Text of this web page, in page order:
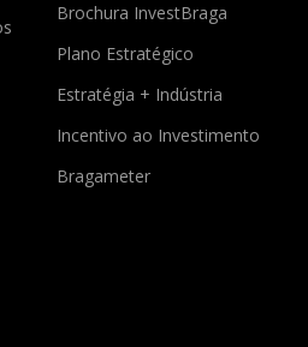
Brochura InvestBraga
Plano Estratégico
Estratégia + Indústria
Incentivo ao Investimento
Bragameter